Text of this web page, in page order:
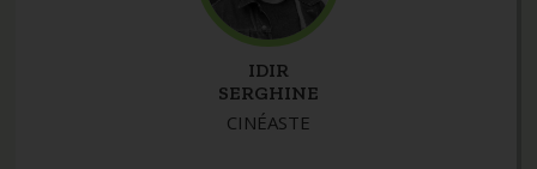
IDIR
SERGHINE
CINÉASTE